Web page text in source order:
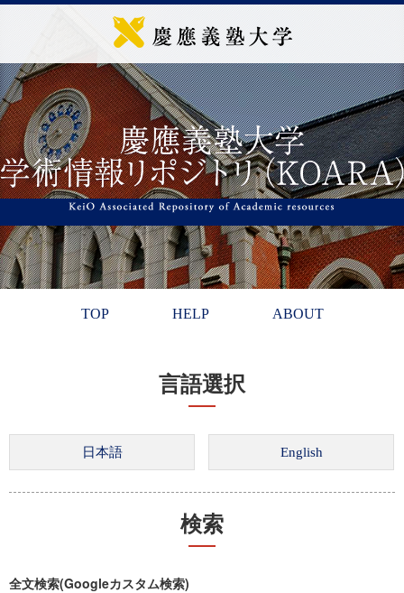
TOP HELP ABOUT
言語選択
検索
全文検索(Googleカスタム検索)